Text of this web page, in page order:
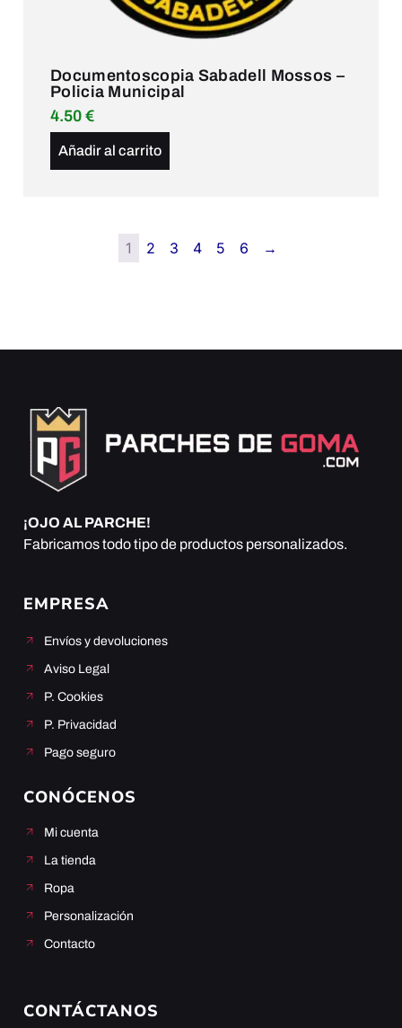
Documentoscopia Sabadell Mossos –
Policia Municipal
4.50 €
Añadir al carrito
1 2 3 4 5 6 →
¡OJO AL PARCHE!
Fabricamos todo tipo de productos personalizados.
EMPRESA
Envíos y devoluciones
Aviso Legal
P. Cookies
P. Privacidad
Pago seguro
CONÓCENOS
Mi cuenta
La tienda
Ropa
Personalización
Contacto
CONTÁCTANOS